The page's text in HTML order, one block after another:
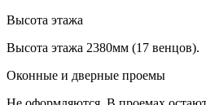
Высота этажа
Высота этажа 2380мм (17 венцов).
Оконные и дверные проемы